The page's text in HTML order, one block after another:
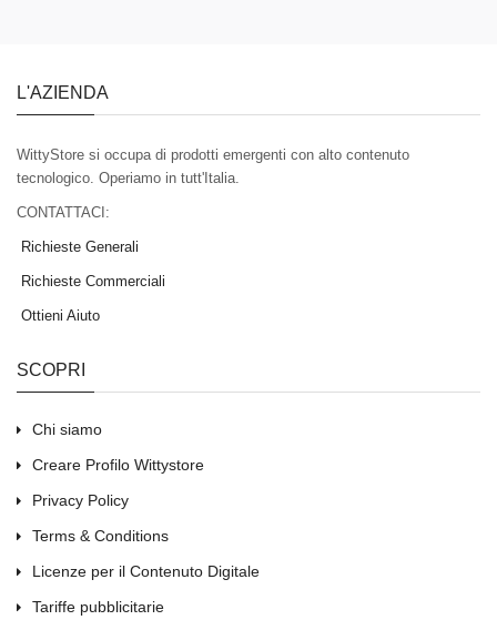
L'AZIENDA
WittyStore si occupa di prodotti emergenti con alto contenuto
tecnologico. Operiamo in tutt'Italia.
CONTATTACI:
Richieste Generali
Richieste Commerciali
Ottieni Aiuto
SCOPRI
Chi siamo
Creare Profilo Wittystore
Privacy Policy
Terms & Conditions
Licenze per il Contenuto Digitale
Tariffe pubblicitarie